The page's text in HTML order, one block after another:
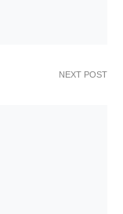
NEXT POST